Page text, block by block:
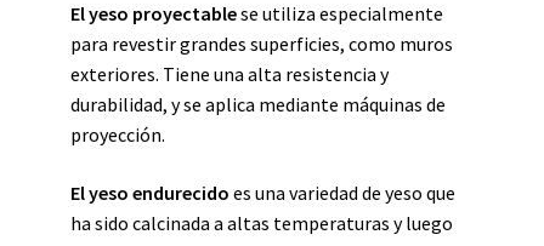
El yeso proyectablese utiliza especialmente
para revestir grandes superficies, como muros
exteriores. Tiene una alta resistencia y
durabilidad, y se aplica mediante máquinas de
proyección.
El yeso endurecido es una variedad de yeso que
ha sido calcinada a altas temperaturas y luego